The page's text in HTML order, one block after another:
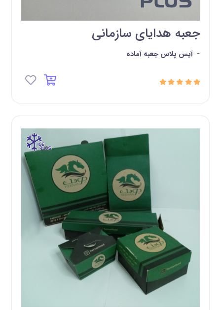
جعبه هدایای سازمانی
- آیس پلاس جعبه آماده